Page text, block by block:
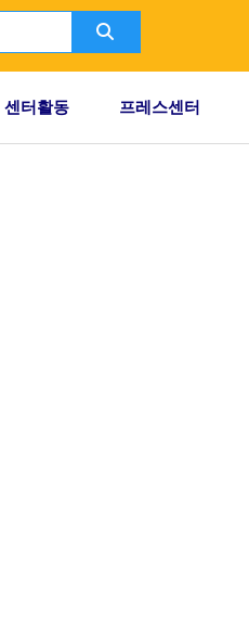
센터활동 프레스센터